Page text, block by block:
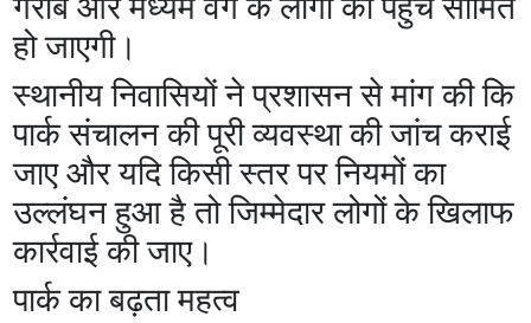
हो जाएगी।
स्थानीय निवासियों ने प्रशासन से मांग की कि
पार्क संचालन की पूरी व्यवस्था की जांच कराई
जाए और यदि किसी स्तर पर नियमों का
उल्लंघन हुआ है तो जिम्मेदार लोगों के खिलाफ
कार्रवाई की जाए।
पार्क का बढ़ता महत्व